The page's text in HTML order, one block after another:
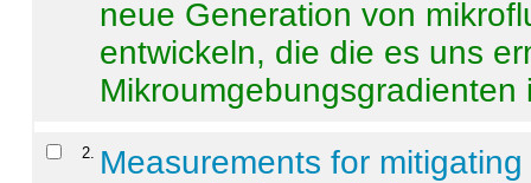
neue Generation von
entwickeln, die die es uns
Mikroumgebungsgradienten
2
Measurements for